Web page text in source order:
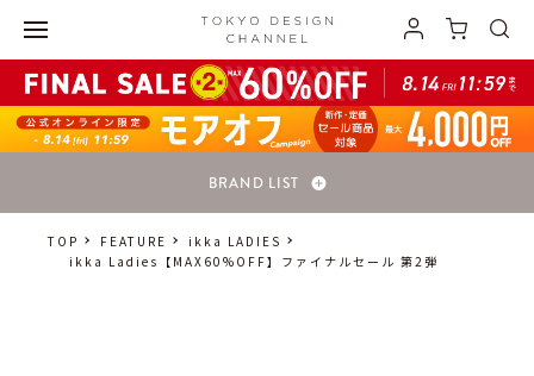
BRAND LIST
TOP FEATURE
ikka LADIES
ikka Ladies【MAX60%OFF】ファイナルセール 第2弾